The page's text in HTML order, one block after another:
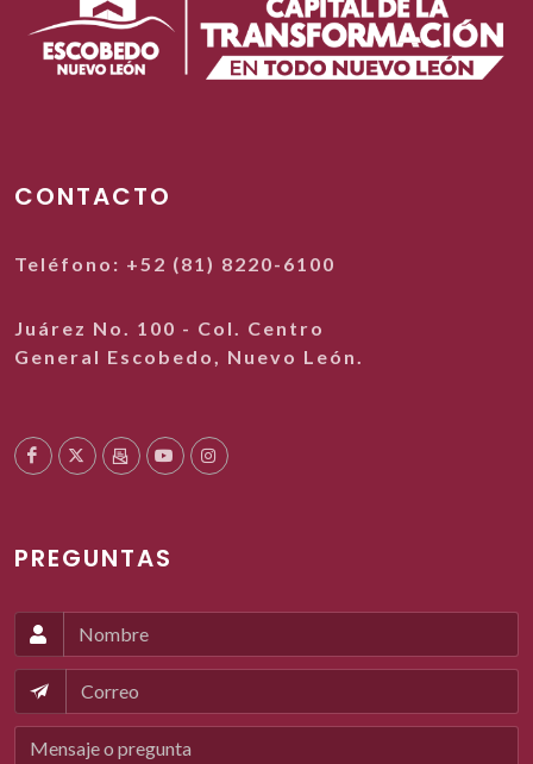
CONTACTO
Teléfono: +52 (81) 8220-6100
Juárez No. 100 - Col. Centro
General Escobedo, Nuevo León.
PREGUNTAS